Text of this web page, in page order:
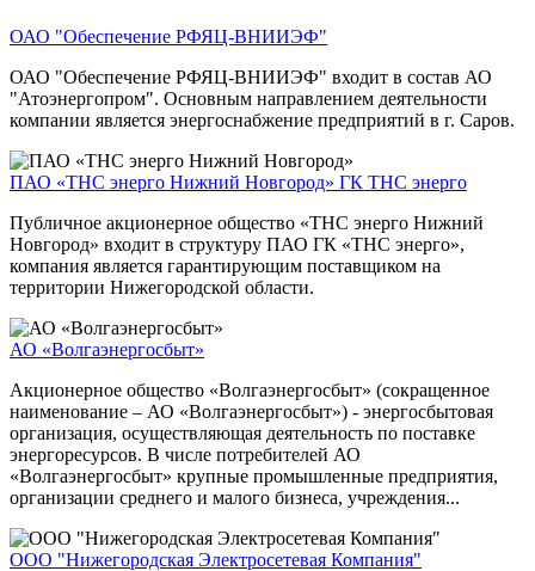
ОАО "Обеспечение РФЯЦ-ВНИИЭФ"
ОАО "Обеспечение РФЯЦ-ВНИИЭФ" входит в состав АО
"Атоэнергопром". Основным направлением деятельности
компании является энергоснабжение предприятий в г. Саров.
ПАО «ТНС энерго Нижний Новгород» ГК ТНС энерго
Публичное акционерное общество «ТНС энерго Нижний
Новгород» входит в структуру ПАО ГК «ТНС энерго»,
компания является гарантирующим поставщиком на
территории Нижегородской области.
АО «Волгаэнергосбыт»
Акционерное общество «Волгаэнергосбыт» (сокращенное
наименование – АО «Волгаэнергосбыт») - энергосбытовая
организация, осуществляющая деятельность по поставке
энергоресурсов. В числе потребителей АО
«Волгаэнергосбыт» крупные промышленные предприятия,
организации среднего и малого бизнеса, учреждения...
ООО "Нижегородская Электросетевая Компания"